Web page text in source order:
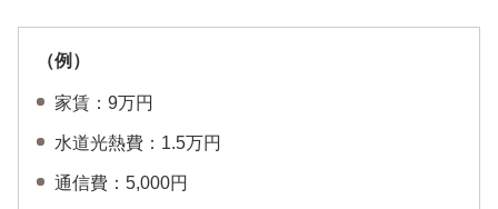
（例）
家賃：9万円
水道光熱費：1.5万円
通信費：5,000円